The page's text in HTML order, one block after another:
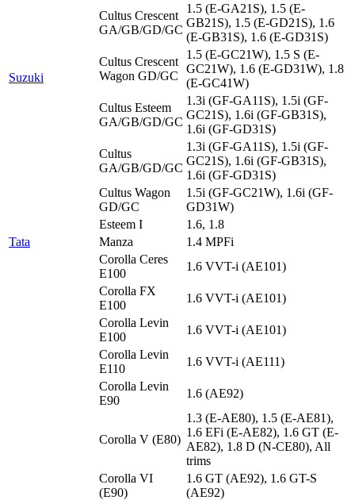
Suzuki
Cultus Crescent
GA/GB/GD/GC
1.5 (E-GA21S), 1.5 (E-
GB21S), 1.5 (E-GD21S), 1.6
(E-GB31S), 1.6 (E-GD31S)
Cultus Crescent
Wagon GD/GC
1.5 (E-GC21W), 1.5 S (E-
GC21W), 1.6 (E-GD31W), 1.8
(E-GC41W)
Cultus Esteem
GA/GB/GD/GC
1.3i (GF-GA11S), 1.5i (GF-
GC21S), 1.6i (GF-GB31S),
1.6i (GF-GD31S)
Cultus
GA/GB/GD/GC
1.3i (GF-GA11S), 1.5i (GF-
GC21S), 1.6i (GF-GB31S),
1.6i (GF-GD31S)
Cultus Wagon
GD/GC
1.5i (GF-GC21W), 1.6i (GF-
GD31W)
Esteem I
1.6, 1.8
Tata
Manza 1.4 MPFi
Corolla Ceres
E100
1.6 VVT-i (AE101)
Corolla FX
E100
1.6 VVT-i (AE101)
Corolla Levin
E100
1.6 VVT-i (AE101)
Corolla Levin
E110
1.6 VVT-i (AE111)
Corolla Levin
E90
1.6 (AE92)
Corolla V (E80)
1.3 (E-AE80), 1.5 (E-AE81),
1.6 EFi (E-AE82), 1.6 GT (E-
AE82), 1.8 D (N-CE80), All
trims
Corolla VI
(E90)
1.6 GT (AE92), 1.6 GT-S
(AE92)